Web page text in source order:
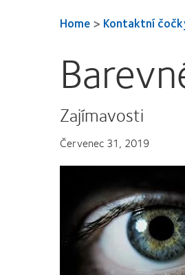
Home> Kontaktní
Zajímavosti
Červenec 31, 2019